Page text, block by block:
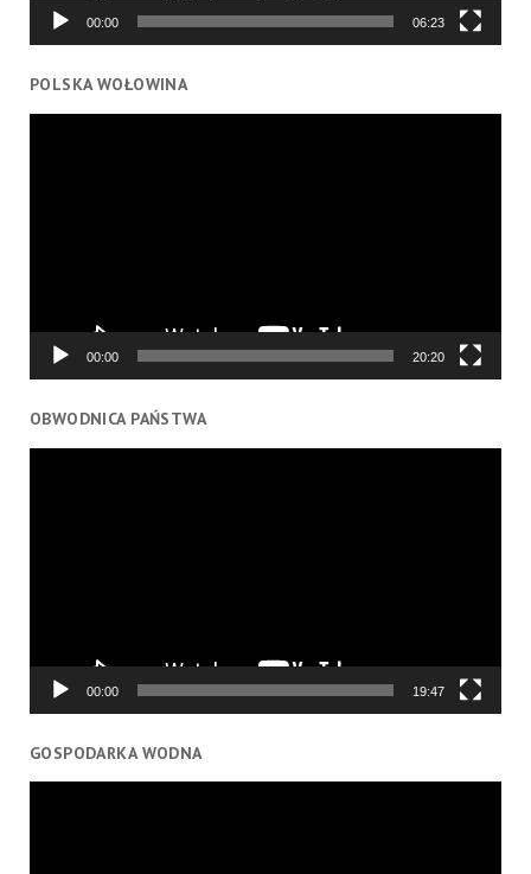
00:00 06:23
POLSKA WOŁOWINA
00:00 20:20
OBWODNICA PAŃSTWA
00:00 19:47
GOSPODARKA WODNA